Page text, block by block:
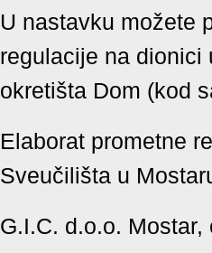
U nastavku možete
regulacije na dionici
okretišta Dom (kod
Elaborat prometne
Sveučilišta u
G.I.C. d.o.o. Mostar,